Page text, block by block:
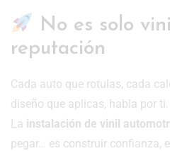
No es solo
reputación
Cada auto que rotulas, cada
diseño que aplicas, habla por ti.
La instalación de vinil
pegar… es construir confianza,